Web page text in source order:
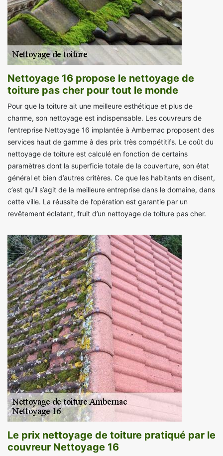
Nettoyage 16 propose le nettoyage de
toiture pas cher pour tout le monde
Pour que la toiture ait une meilleure esthétique et plus de
charme, son nettoyage est indispensable. Les couvreurs de
l’entreprise Nettoyage 16 implantée à Ambernac proposent des
services haut de gamme à des prix très compétitifs. Le coût du
nettoyage de toiture est calculé en fonction de certains
paramètres dont la superficie totale de la couverture, son état
général et bien d’autres critères. Ce que les habitants en disent,
c’est qu’il s’agit de la meilleure entreprise dans le domaine, dans
cette ville. La réussite de l’opération est garantie par un
revêtement éclatant, fruit d’un nettoyage de toiture pas cher.
Le prix nettoyage de toiture pratiqué par le
couvreur Nettoyage 16